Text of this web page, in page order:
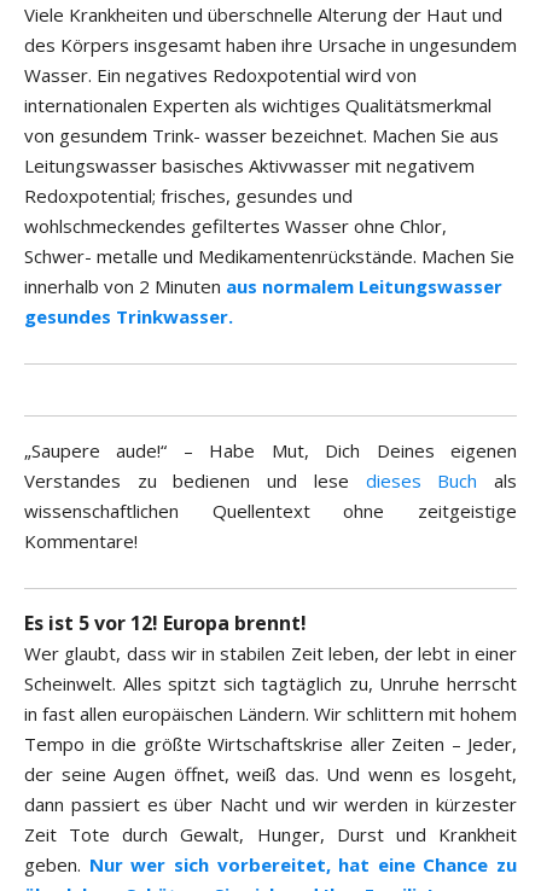
Viele Krankheiten und überschnelle Alterung der Haut und
des Körpers insgesamt haben ihre Ursache in ungesundem
Wasser. Ein negatives Redoxpotential wird von
internationalen Experten als wichtiges Qualitätsmerkmal
von gesundem Trink- wasser bezeichnet. Machen Sie aus
Leitungswasser basisches Aktivwasser mit negativem
Redoxpotential; frisches, gesundes und
wohlschmeckendes gefiltertes Wasser ohne Chlor,
Schwer- metalle und Medikamentenrückstände. Machen Sie
innerhalb von 2 Minuten aus normalem Leitungswasser
gesundes Trinkwasser.
„Saupere aude!“ – Habe Mut, Dich Deines eigenen
Verstandes zu bedienen und lese dieses Buch als
wissenschaftlichen Quellentext ohne zeitgeistige
Kommentare!
Es ist 5 vor 12! Europa brennt!
Wer glaubt, dass wir in stabilen Zeit leben, der lebt in einer
Scheinwelt. Alles spitzt sich tagtäglich zu, Unruhe herrscht
in fast allen europäischen Ländern. Wir schlittern mit hohem
Tempo in die größte Wirtschaftskrise aller Zeiten – Jeder,
der seine Augen öffnet, weiß das. Und wenn es losgeht,
dann passiert es über Nacht und wir werden in kürzester
Zeit Tote durch Gewalt, Hunger, Durst und Krankheit
geben. Nur wer sich vorbereitet, hat eine Chance zu